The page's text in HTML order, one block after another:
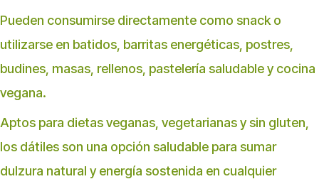
Pueden consumirse directamente como snack o
utilizarse en batidos, barritas energéticas, postres,
budines, masas, rellenos, pastelería saludable y cocina
vegana.
Aptos para dietas veganas, vegetarianas y sin gluten,
los dátiles son una opción saludable para sumar
dulzura natural y energía sostenida en cualquier